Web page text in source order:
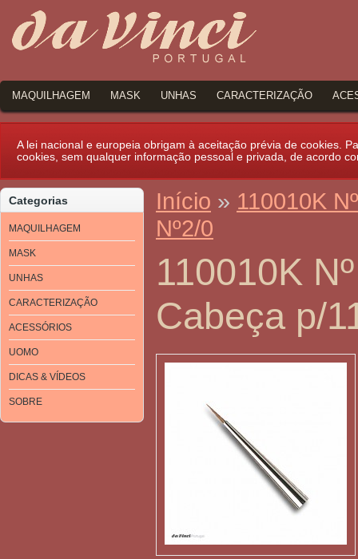
MAQUILHAGEM MASK UNHAS CARACTERIZAÇÃO
A lei nacional e europeia obrigam à aceitação prévia de cookies.
cookies, sem qualquer informação pessoal e privada, de acordo
Categorias
MAQUILHAGEM
MASK
UNHAS
CARACTERIZAÇÃO
ACESSÓRIOS
UOMO
DICAS & VÍDEOS
SOBRE
Início » 110010K
Nº2/0
110010K
Cabeça p/